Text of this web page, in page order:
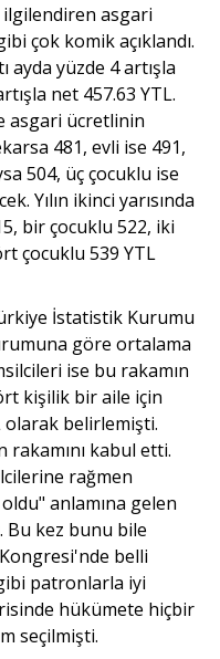
asgari
çok komik açıklandı.
ayda yüzde 4 artışla
net 457.63 YTL.
asgari ücretlinin
481, evli ise 491,
504, üç çocuklu ise
Yılın ikinci yarısında
bir çocuklu 522, iki
çocuklu 539 YTL
İstatistik Kurumu
göre ortalama
ise bu rakamın
kişilik bir aile için
olarak belirlemişti.
kabul etti.
rağmen
anlamına gelen
kez bunu bile
belli
patronlarla iyi
hükümete hiçbir
seçilmişti.